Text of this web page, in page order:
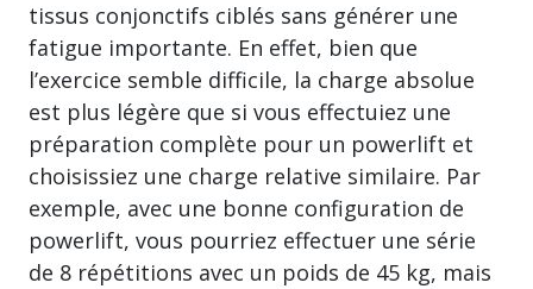
tissus conjonctifs ciblés sans générer une
fatigue importante. En effet, bien que
l’exercice semble difficile, la charge absolue
est plus légère que si vous effectuiez une
préparation complète pour un powerlift et
choisissiez une charge relative similaire. Par
exemple, avec une bonne configuration de
powerlift, vous pourriez effectuer une série
de 8 répétitions avec un poids de 45 kg, mais